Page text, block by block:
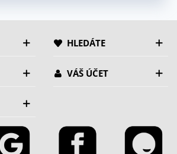
HLEDÁTE
VÁŠ ÚČET